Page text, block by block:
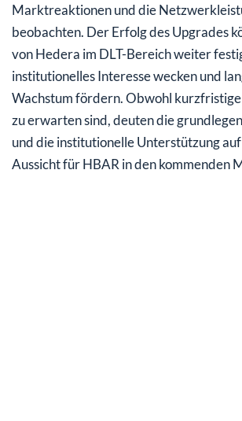
Marktreaktionen und die
beobachten. Der Erfolg des Upgrades
von Hedera im DLT-Bereich weiter
institutionelles Interesse wecken und
Wachstum fördern. Obwohl
zu erwarten sind, deuten die
und die institutionelle Unterstützung
Aussicht für HBAR in den kommenden